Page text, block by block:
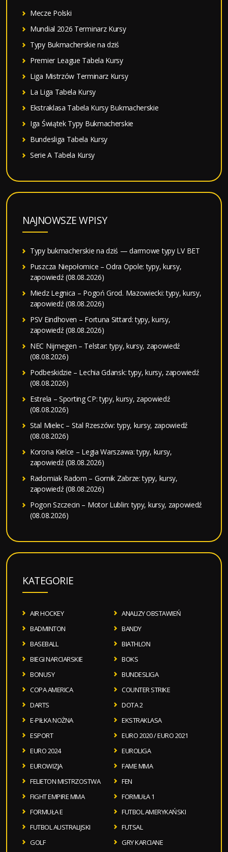
Mecze Polski
Mundial 2026 Terminarz Kursy
Typy Bukmacherskie na dziś
Premier League Tabela Kursy
Liga Mistrzów Terminarz Kursy
La Liga Tabela Kursy
Ekstraklasa Tabela Kursy Bukmacherskie
Iga Świątek Typy Bukmacherskie
Bundesliga Tabela Kursy
Serie A Tabela Kursy
NAJNOWSZE WPISY
Typy bukmacherskie na dziś — darmowe typy LV BET
Puszcza Niepołomice – Odra Opole: typy, kursy,
zapowiedź (08.08.2026)
Miedz Legnica – Pogoń Grod. Mazowiecki: typy, kursy,
zapowiedź (08.08.2026)
PSV Eindhoven – Fortuna Sittard: typy, kursy,
zapowiedź (08.08.2026)
NEC Nijmegen – Telstar: typy, kursy, zapowiedź
(08.08.2026)
Podbeskidzie – Lechia Gdansk: typy, kursy, zapowiedź
(08.08.2026)
Estrela – Sporting CP: typy, kursy, zapowiedź
(08.08.2026)
Stal Mielec – Stal Rzeszów: typy, kursy, zapowiedź
(08.08.2026)
Korona Kielce – Legia Warszawa: typy, kursy,
zapowiedź (08.08.2026)
Radomiak Radom – Gornik Zabrze: typy, kursy,
zapowiedź (08.08.2026)
Pogon Szczecin – Motor Lublin: typy, kursy, zapowiedź
(08.08.2026)
KATEGORIE
AIR HOCKEY
ANALIZY OBSTAWIEŃ
BADMINTON
BANDY
BASEBALL
BIATHLON
BIEGI NARCIARSKIE
BOKS
BONUSY
BUNDESLIGA
COPA AMERICA
COUNTER STRIKE
DARTS
DOTA 2
E-PIŁKA NOŻNA
EKSTRAKLASA
ESPORT
EURO 2020 / EURO 2021
EURO 2024
EUROLIGA
EUROWIZJA
FAME MMA
FELIETON MISTRZOSTWA
FEN
FIGHT EMPIRE MMA
FORMUŁA 1
FORMUŁA E
FUTBOL AMERYKAŃSKI
FUTBOL AUSTRALIJSKI
FUTSAL
GOLF
GRY KARCIANE